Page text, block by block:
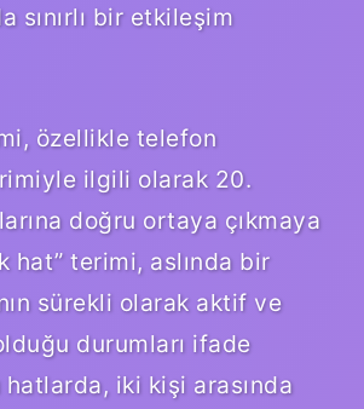
sınırlı bir etkileşim
özellikle telefon
ilgili olarak 20.
doğru ortaya çıkmaya
hat” terimi, aslında bir
sürekli olarak aktif ve
durumları ifade
iki kişi arasında